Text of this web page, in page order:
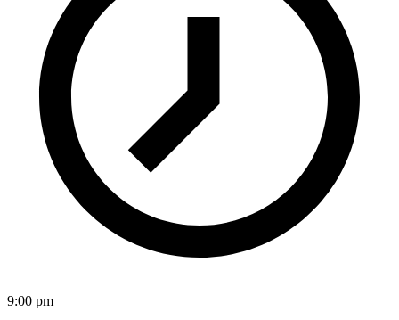
9:00 pm